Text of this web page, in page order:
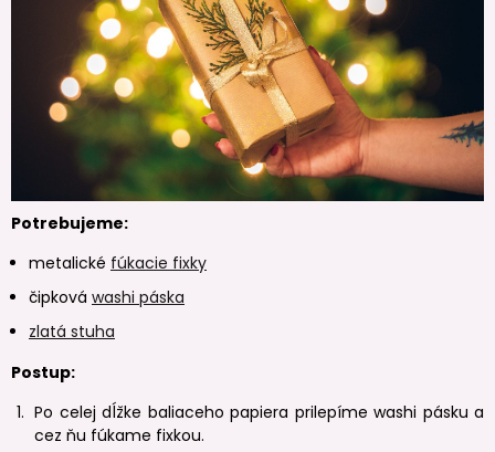
Potrebujeme:
metalické fúkacie fixky
čipková washi páska
zlatá stuha
Postup:
Po celej dĺžke baliaceho papiera prilepíme washi pásku a
cez ňu fúkame fixkou.